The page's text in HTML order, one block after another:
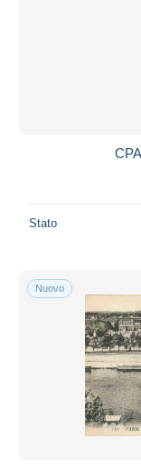
Stato
Nuovo